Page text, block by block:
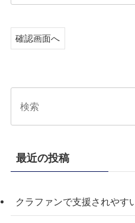
最近の投稿
クラファンで支援されやす